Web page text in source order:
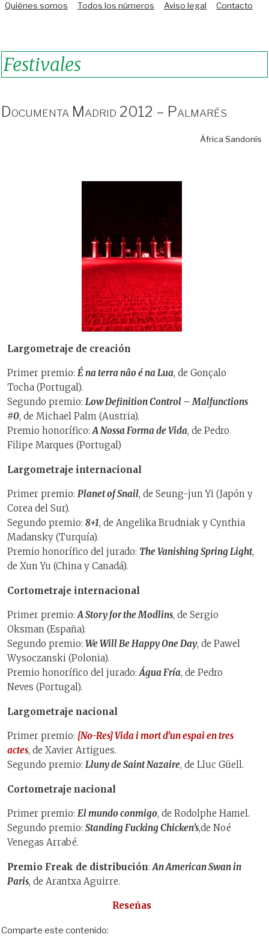
Quiénes somos
Todos los números Aviso legal Contacto
Festivales
Documenta Madrid 2012 – Palmarés
África Sandonís
Largometraje de creación
Primer premio: É na terra nâo é na Lua, de Gonçalo
Tocha (Portugal).
Segundo premio: Low Definition Control – Malfunctions
#0, de Michael Palm (Austria).
Premio honorífico:A Nossa Forma de Vida, de Pedro
Filipe Marques (Portugal)
Largometraje internacional
Primer premio: Planet of Snail, de Seung-jun Yi (Japón y
Corea del Sur).
Segundo premio: 8+1, de Angelika Brudniak y Cynthia
Madansky (Turquía).
Premio honorífico del jurado: The Vanishing Spring Light,
de Xun Yu (China y Canadá).
Cortometraje internacional
Primer premio:A Story for the Modlins, de Sergio
Oksman (España).
Segundo premio: We Will Be Happy One Day, de Pawel
Wysoczanski (Polonia).
Premio honorífico del jurado:Água Fría, de Pedro
Neves (Portugal).
Largometraje nacional
Primer premio: [No-Res] Vida i mort d’un espai en tres
actes, de Xavier Artigues.
Segundo premio: Lluny de Saint Nazaire, de Lluc Güell.
Cortometraje nacional
Primer premio: El mundo conmigo, de Rodolphe Hamel.
Segundo premio: Standing Fucking Chicken’s,de Noé
Venegas Arrabé.
Premio Freak de distribución: An American Swan in
Paris, de Arantxa Aguirre.
Reseñas
Comparte este contenido: